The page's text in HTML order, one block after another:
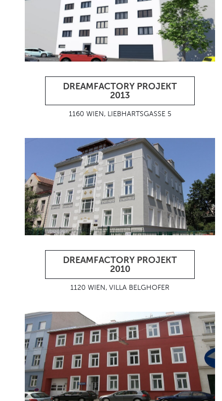
DREAMFACTORY PROJEKT
2013
1160 WIEN, LIEBHARTSGASSE 5
DREAMFACTORY PROJEKT
2010
1120 WIEN, VILLA BELGHOFER